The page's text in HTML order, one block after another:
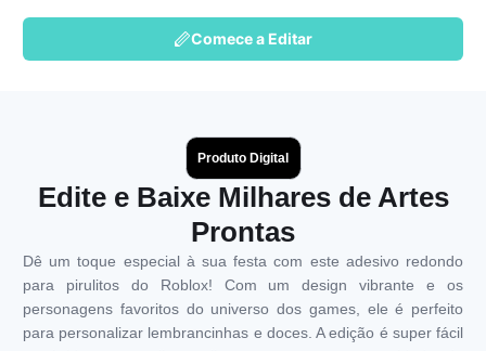
Comece a Editar
Produto Digital
Edite e Baixe Milhares de Artes
Prontas
Dê um toque especial à sua festa com este adesivo redondo
para pirulitos do Roblox! Com um design vibrante e os
personagens favoritos do universo dos games, ele é perfeito
para personalizar lembrancinhas e doces. A edição é super fácil